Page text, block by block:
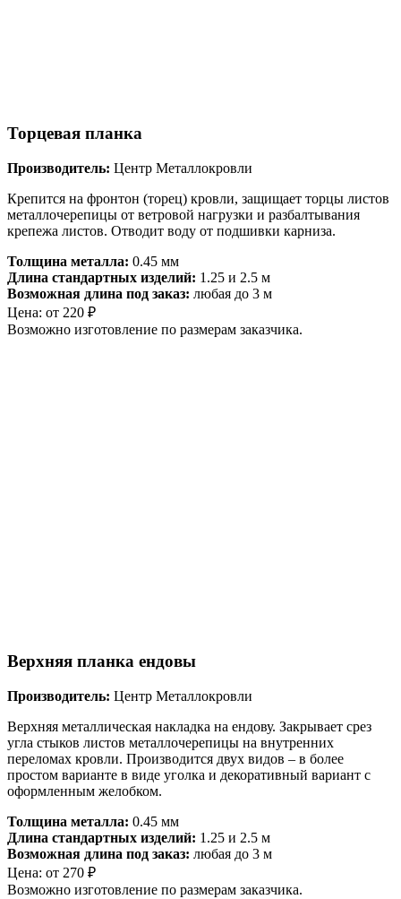
Торцевая планка
Производитель: Центр Металлокровли
Крепится на фронтон (торец) кровли, защищает торцы листов
металлочерепицы от ветровой нагрузки и разбалтывания
крепежа листов. Отводит воду от подшивки карниза.
Толщина металла: 0.45 мм
Длина стандартных изделий: 1.25 и 2.5 м
Возможная длина под заказ: любая до 3 м
Цена: от 220 ₽
Возможно изготовление по размерам заказчика.
Верхняя планка ендовы
Производитель: Центр Металлокровли
Верхняя металлическая накладка на ендову. Закрывает срез
угла стыков листов металлочерепицы на внутренних
переломах кровли. Производится двух видов – в более
простом варианте в виде уголка и декоративный вариант с
оформленным желобком.
Толщина металла: 0.45 мм
Длина стандартных изделий: 1.25 и 2.5 м
Возможная длина под заказ: любая до 3 м
Цена: от 270 ₽
Возможно изготовление по размерам заказчика.